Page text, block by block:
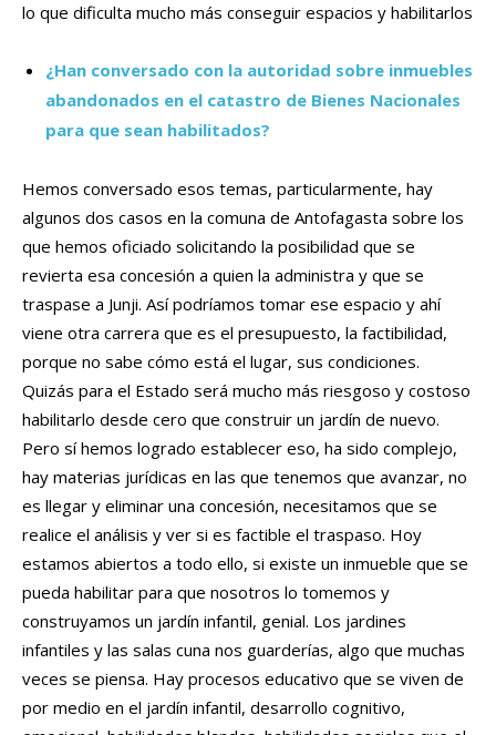
lo que dificulta mucho más conseguir espacios y habilitarlos
¿Han conversado con la autoridad sobre inmuebles
abandonados en el catastro de Bienes Nacionales
para que sean habilitados?
Hemos conversado esos temas, particularmente, hay
algunos dos casos en la comuna de Antofagasta sobre los
que hemos oficiado solicitando la posibilidad que se
revierta esa concesión a quien la administra y que se
traspase a Junji. Así podríamos tomar ese espacio y ahí
viene otra carrera que es el presupuesto, la factibilidad,
porque no sabe cómo está el lugar, sus condiciones.
Quizás para el Estado será mucho más riesgoso y costoso
habilitarlo desde cero que construir un jardín de nuevo.
Pero sí hemos logrado establecer eso, ha sido complejo,
hay materias jurídicas en las que tenemos que avanzar, no
es llegar y eliminar una concesión, necesitamos que se
realice el análisis y ver si es factible el traspaso. Hoy
estamos abiertos a todo ello, si existe un inmueble que se
pueda habilitar para que nosotros lo tomemos y
construyamos un jardín infantil, genial. Los jardines
infantiles y las salas cuna nos guarderías, algo que muchas
veces se piensa. Hay procesos educativo que se viven de
por medio en el jardín infantil, desarrollo cognitivo,